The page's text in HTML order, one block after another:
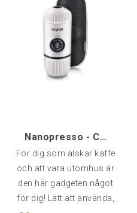
Nanopresso - Chill White, Wacaco
För dig som älskar kaffe
och att vara utomhus är
den här gadgeten något
för dig! Lätt att använda,